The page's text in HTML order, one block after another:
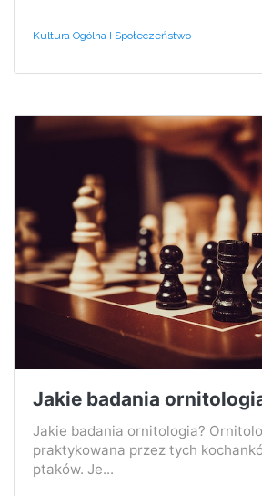
Kultura Ogólna I Społeczeństwo
Jakie badania
Jakie badania ornitologia?
praktykowana przez tych
ptaków. Je...